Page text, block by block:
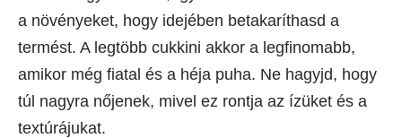
a növényeket, hogy idejében betakaríthasd a
termést. A legtöbb cukkini akkor a legfinomabb,
amikor még fiatal és a héja puha. Ne hagyjd, hogy
túl nagyra nőjenek, mivel ez rontja az ízüket és a
textúrájukat.